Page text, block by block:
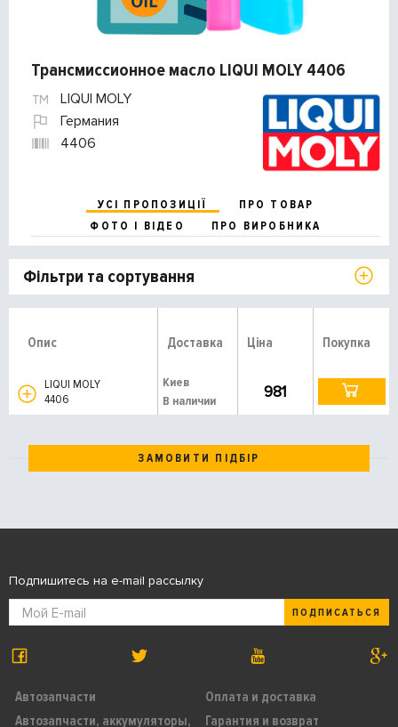
Трансмиссионное масло LIQUI MOLY 4406
LIQUI MOLY
Германия
4406
УСІ ПРОПОЗИЦІЇ
ПРО ТОВАР
ФОТО І ВІДЕО
ПРО ВИРОБНИКА
Фільтри та сортування
Опис Доставка Ціна Покупка
LIQUI MOLY
4406
Киев
В наличии
981
ЗАМОВИТИ ПІДБІР
Автозапчасти
Автозапчасти, аккумуляторы,
Оплата и доставка
Гарантия и возврат
Подпишитесь на e-mail рассылку
ПОДПИСАТЬСЯ